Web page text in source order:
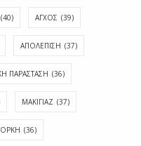
(40) ΑΓΧΟΣ (39)
ΑΠΟΛΈΠΙΣΗ (37)
ΠΑΡΑΣΤΑΣΗ (36)
ΜΑΚΙΓΙΑΖ (37)
(36)